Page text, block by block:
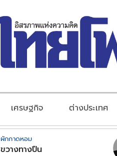
เศรษฐกิจ ต่างประเทศ
ผักกาดหอม
ขวางทางปืน